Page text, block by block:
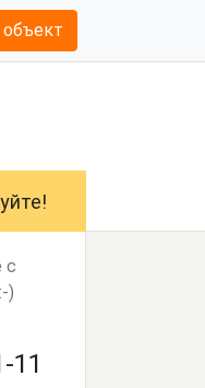
с
)
11